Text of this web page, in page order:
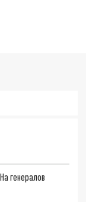
генералов